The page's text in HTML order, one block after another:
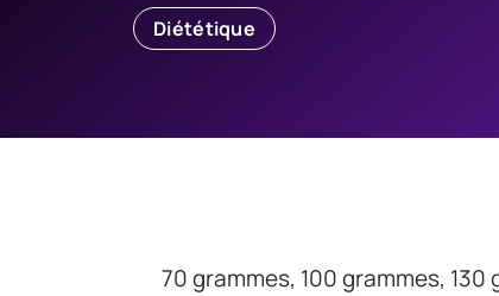
Diététique
70 grammes, 100 grammes,